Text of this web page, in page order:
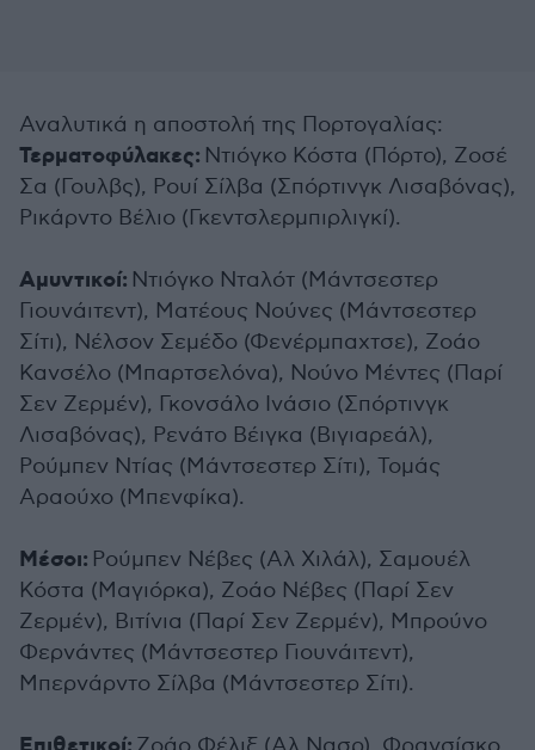
Αναλυτικά η αποστολή της Πορτογαλίας:
Τερματοφύλακες: Ντιόγκο Κόστα (Πόρτο), Ζοσέ
Σα (Γουλβς), Ρουί Σίλβα (Σπόρτινγκ Λισαβόνας),
Ρικάρντο Βέλιο (Γκεντσλερμπιρλιγκί).
Αμυντικοί: Ντιόγκο Νταλότ (Μάντσεστερ
Γιουνάιτεντ), Ματέους Νούνες (Μάντσεστερ
Σίτι), Νέλσον Σεμέδο (Φενέρμπαχτσε), Ζοάο
Κανσέλο (Μπαρτσελόνα), Νούνο Μέντες (Παρί
Σεν Ζερμέν), Γκονσάλο Ινάσιο (Σπόρτινγκ
Λισαβόνας), Ρενάτο Βέιγκα (Βιγιαρεάλ),
Ρούμπεν Ντίας (Μάντσεστερ Σίτι), Τομάς
Αραούχο (Μπενφίκα).
Μέσοι: Ρούμπεν Νέβες (Αλ Χιλάλ), Σαμουέλ
Κόστα (Μαγιόρκα), Ζοάο Νέβες (Παρί Σεν
Ζερμέν), Βιτίνια (Παρί Σεν Ζερμέν), Μπρούνο
Φερνάντες (Μάντσεστερ Γιουνάιτεντ),
Μπερνάρντο Σίλβα (Μάντσεστερ Σίτι).